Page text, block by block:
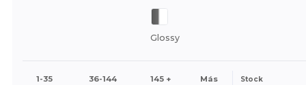
Glossy
1-35 36-144 145 + Más Stock